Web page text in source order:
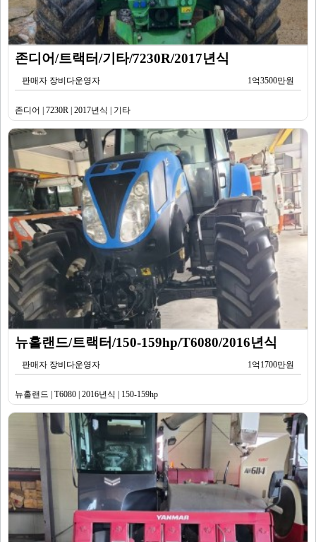
존디어/트랙터/기타/7230R/2017년식
판매자 장비다운영자 1억3500만원
존디어 | 7230R | 2017년식 | 기타
뉴홀랜드/트랙터/150-159hp/T6080/2016년식
판매자 장비다운영자 1억1700만원
뉴홀랜드 | T6080 | 2016년식 | 150-159hp